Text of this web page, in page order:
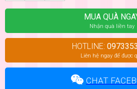
MUA QUÀ
Nhận quà liền tay
HOTLINE:
Liên hệ ngay để được
CHAT